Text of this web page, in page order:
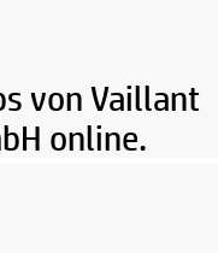
von Vaillant
online.